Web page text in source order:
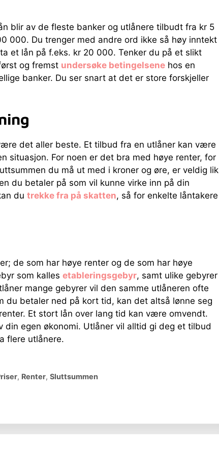
blir av de fleste banker og utlånere tilbudt fra kr 5
000. Du trenger med andre ord ikke så høy inntekt
et lån på f.eks. kr 20 000. Tenker du på et slikt
og fremst undersøke betingelsene hos en
banker. Du ser snart at det er store forskjeller
det aller beste. Et tilbud fra en utlåner kan være
situasjon. For noen er det bra med høye renter, for
du må ut med i kroner og øre, er veldig lik
du betaler på som vil kunne virke inn på din
du trekke fra på skatten, så for enkelte låntakere
de som har høye renter og de som har høye
som kalles etableringsgebyr, samt ulike gebyrer
mange gebyrer vil den samme utlåneren ofte
du betaler ned på kort tid, kan det altså lønne seg
Et stort lån over lang tid kan være omvendt.
din egen økonomi. Utlåner vil alltid gi deg et tilbud
flere utlånere.
, Renter, Sluttsummen